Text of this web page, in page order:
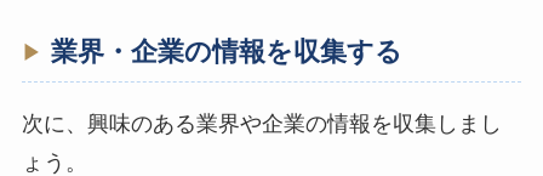
業界・企業の情報を収集する
次に、興味のある業界や企業の情報を収集しまし
ょう。